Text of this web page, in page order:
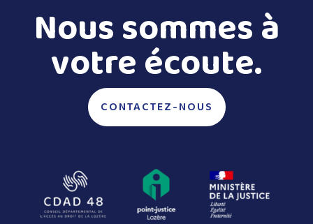
Nous sommes à
votre écoute.
CONTACTEZ-NOUS